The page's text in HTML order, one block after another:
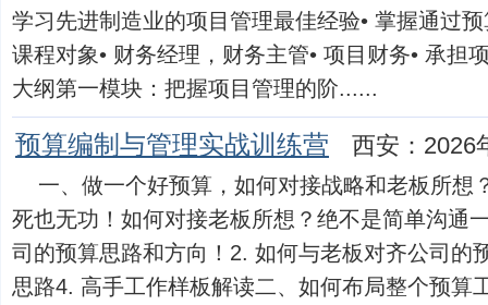
学习先进制造业的项目管理最佳经验• 掌握通过
课程对象• 财务经理，财务主管• 项目财务• 承担
大纲第一模块：把握项目管理的阶......
预算编制与管理实战训练营 西安：2026
一、做一个好预算，如何对接战略和老板所想
死也无功！如何对接老板所想？绝不是简单沟通
司的预算思路和方向！2. 如何与老板对齐公司的
思路4. 高手工作样板解读二、如何布局整个预算